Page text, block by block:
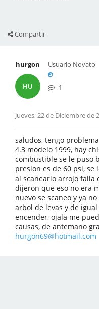
Compartir
hurgon
HU
Usuario Novato
1
Jueves, 22 de Diciembre de
saludos, tengo
4.3 modelo 1999, hay
combustible se le puso
presion es de 60 psi, se
al scanearlo arrojo falla
dijeron que eso no era
nuevo se scaneo y ya
arbol de levas y de
encender, ojala me
causas, de antemano
hurgon69@hotmail.com